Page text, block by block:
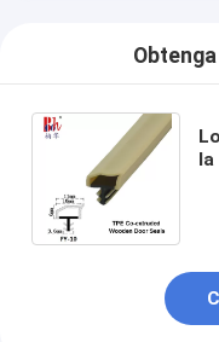
la